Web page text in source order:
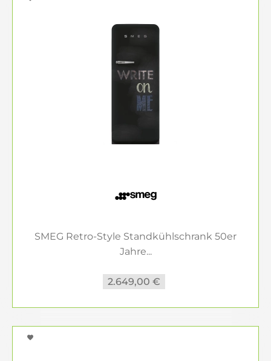
SMEG Retro-Style Standkühlschrank 50er
Jahre...
2.649,00 €